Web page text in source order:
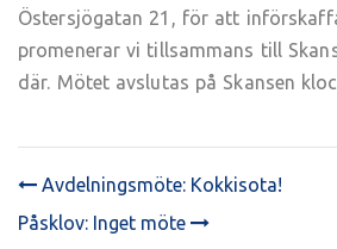
Östersjögatan 21, för att
promenerar vi tillsammans till
där. Mötet avslutas på Skansen
POST
NAVIGATION
Avdelningsmöte: Kokkisota!
Påsklov: Inget möte